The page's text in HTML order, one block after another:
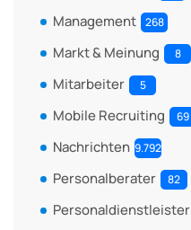
Management 268
Markt & Meinung 8
Mitarbeiter 5
Mobile Recruiting 69
Nachrichten 9.792
Personalberater 82
Personaldienstleister